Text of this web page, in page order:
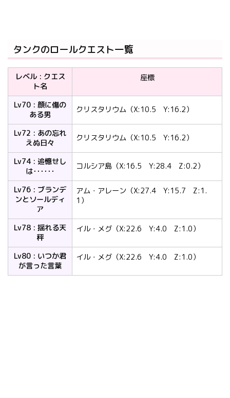
タンクのロールクエスト一覧
レベル : クエス
ト名
座標
Lv70 : 顔に傷の
ある男
クリスタリウム（X:10.5 Y:16.2）
Lv72 : あの忘れ
えぬ日々
クリスタリウム（X:10.5 Y:16.2）
Lv74 : 追憶せし
は･･････
コルシア島（X:16.5 Y:28.4 Z:0.2）
Lv76 : ブランデ
ンとソールディ
ア
アム・アレーン（X:27.4 Y:15.7 Z:1.
1）
Lv78 : 揺れる天
秤
イル・メグ（X:22.6 Y:4.0 Z:1.0）
Lv80 : いつか君
が言った言葉
イル・メグ（X:22.6 Y:4.0 Z:1.0）